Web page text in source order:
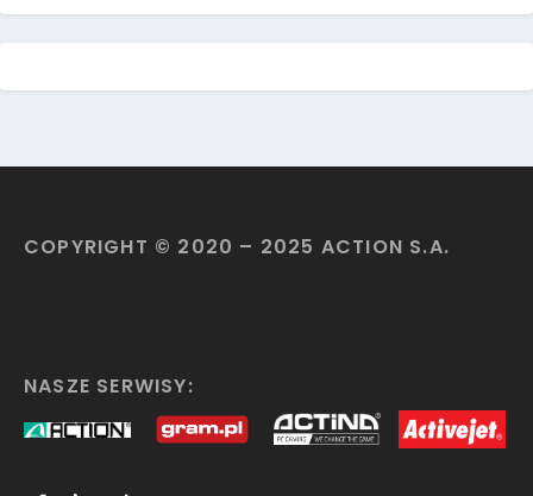
COPYRIGHT © 2020 – 2025 ACTION S.A.
NASZE SERWISY: